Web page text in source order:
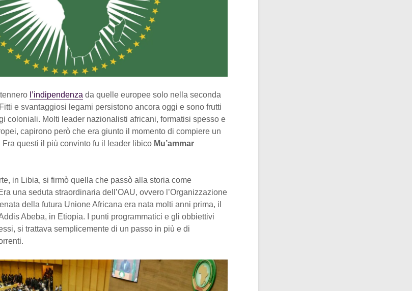
l’indipendenza da quelle europee solo nella seconda
e svantaggiosi legami persistono ancora oggi e sono frutti
coloniali. Molti leader nazionalisti africani, formatisi spesso e
capirono però che era giunto il momento di compiere un
questi il più convinto fu il leader libico Mu’ammar
in Libia, si firmò quella che passò alla storia come
una seduta straordinaria dell’OAU, ovvero l’Organizzazione
della futura Unione Africana era nata molti anni prima, il
Abeba, in Etiopia. I punti programmatici e gli obbiettivi
si trattava semplicemente di un passo in più e di